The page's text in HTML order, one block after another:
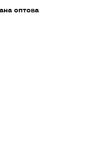
оптова